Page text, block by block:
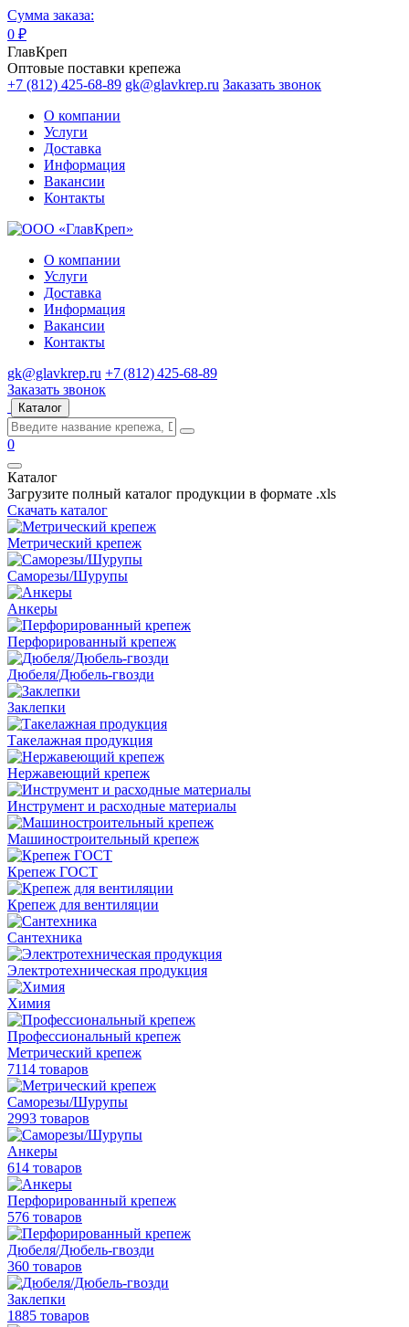
Сумма заказа:
0 ₽
ГлавКреп
Оптовые поставки крепежа
+7 (812) 425-68-89 gk@glavkrep.ru Заказать звонок
О компании
Услуги
Доставка
Информация
Вакансии
Контакты
О компании
Услуги
Доставка
Информация
Вакансии
Контакты
gk@glavkrep.ru +7 (812) 425-68-89
Заказать звонок
Каталог
0
Каталог
Загрузите полный каталог продукции в формате .xls
Скачать каталог
Метрический крепеж
Саморезы/Шурупы
Анкеры
Перфорированный крепеж
Дюбеля/Дюбель-гвозди
Заклепки
Такелажная продукция
Нержавеющий крепеж
Инструмент и расходные материалы
Машиностроительный крепеж
Крепеж ГОСТ
Крепеж для вентиляции
Сантехника
Электротехническая продукция
Химия
Профессиональный крепеж
Метрический крепеж
7114 товаров
Саморезы/Шурупы
2993 товаров
Анкеры
614 товаров
Перфорированный крепеж
576 товаров
Дюбеля/Дюбель-гвозди
360 товаров
Заклепки
1885 товаров